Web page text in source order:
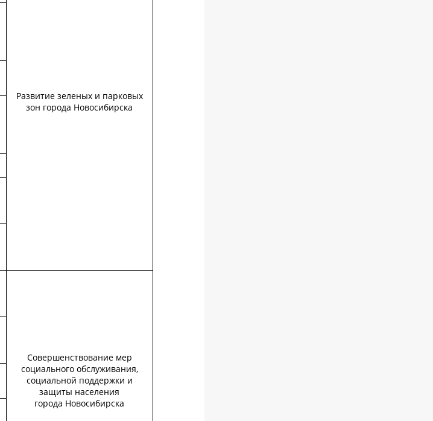
Развитие зеленых и парковых
зон города Новосибирска
Совершенствование мер
социального обслуживания,
социальной поддержки и
защиты населения
города Новосибирска